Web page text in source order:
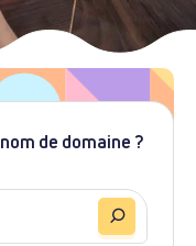
de domaine ?